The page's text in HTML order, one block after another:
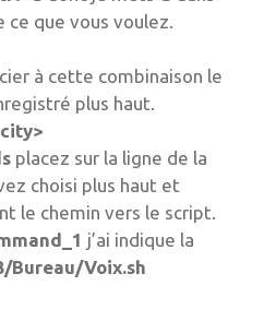
que vous voulez.
à cette combinaison le
plus haut.
placez sur la ligne de la
choisi plus haut et
le chemin vers le script.
j’ai indique la
Bureau/Voix.sh